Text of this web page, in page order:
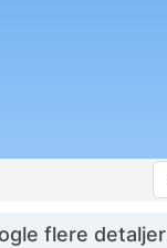
flere detaljer